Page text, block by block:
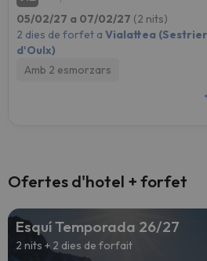
05/02/27 a 07/02/27 (2 nits)
2 dies de forfet a Vialattea
d'Oulx)
Amb 2 esmorzars
Ofertes d'hotel + forfet
Esquí Temporada 26/27
2 nits + 2 dies de forfait